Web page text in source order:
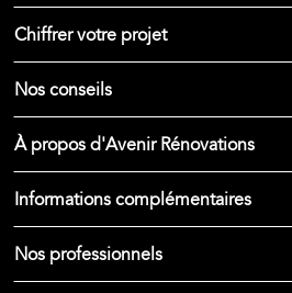
Chiffrer votre projet
Nos conseils
À propos d'Avenir Rénovations
Informations complémentaires
Nos professionnels